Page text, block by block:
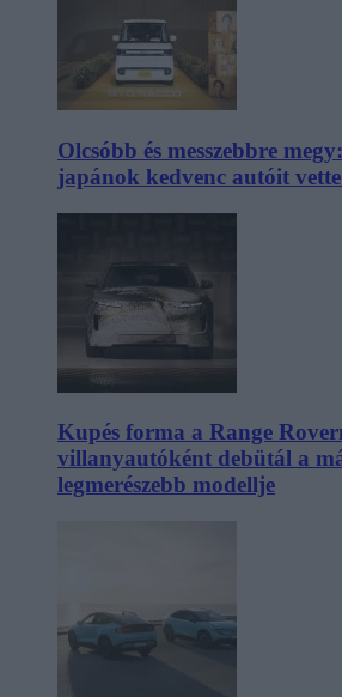
Olcsóbb és messzebbre
japánok kedvenc autóit vette
Kupés forma a Range
villanyautóként debütál a
legmerészebb modellje